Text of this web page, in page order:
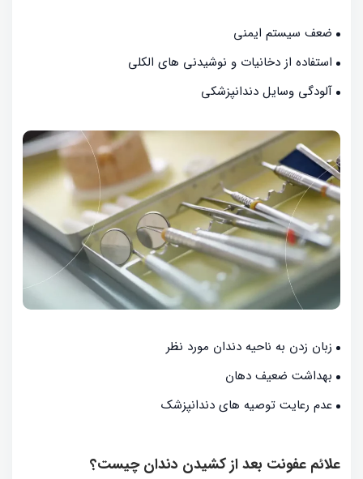
ضعف سیستم ایمنی
استفاده از دخانیات و نوشیدنی های الکلی
آلودگی وسایل دندانپزشکی
زبان زدن به ناحیه دندان مورد نظر
بهداشت ضعیف دهان
عدم رعایت توصیه های دندانپزشک
علائم عفونت بعد از کشیدن دندان چیست؟